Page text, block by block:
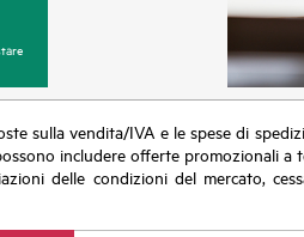
sulla vendita/IVA e le spese di
includere offerte promozionali a
delle condizioni del mercato,